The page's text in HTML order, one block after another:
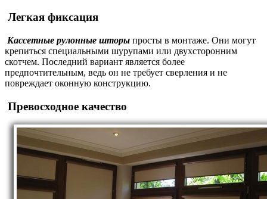
Легкая фиксация
Кассетные рулонные шторы просты в монтаже. Они могут
крепиться специальными шурупами или двухсторонним
скотчем. Последний вариант является более
предпочтительным, ведь он не требует сверления и не
повреждает оконную конструкцию.
Превосходное качество